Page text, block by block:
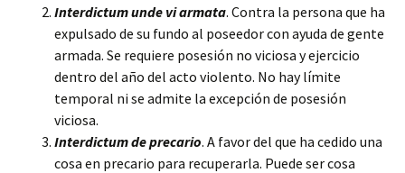
Interdictum unde vi armata. Contra la persona que ha
expulsado de su fundo al poseedor con ayuda de gente
armada. Se requiere posesión no viciosa y ejercicio
dentro del año del acto violento. No hay límite
temporal ni se admite la excepción de posesión
viciosa.
Interdictum de precario. A favor del que ha cedido una
cosa en precario para recuperarla. Puede ser cosa